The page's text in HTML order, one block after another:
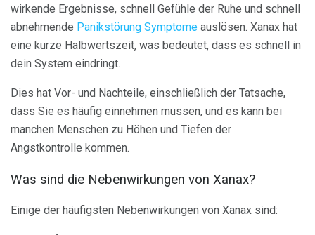
wirkende Ergebnisse, schnell Gefühle der Ruhe und schnell
abnehmende Panikstörung Symptome auslösen. Xanax hat
eine kurze Halbwertszeit, was bedeutet, dass es schnell in
dein System eindringt.
Dies hat Vor- und Nachteile, einschließlich der Tatsache,
dass Sie es häufig einnehmen müssen, und es kann bei
manchen Menschen zu Höhen und Tiefen der
Angstkontrolle kommen.
Was sind die Nebenwirkungen von Xanax?
Einige der häufigsten Nebenwirkungen von Xanax sind: